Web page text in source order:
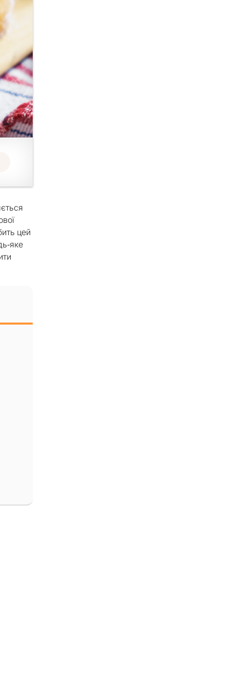
цей
яке